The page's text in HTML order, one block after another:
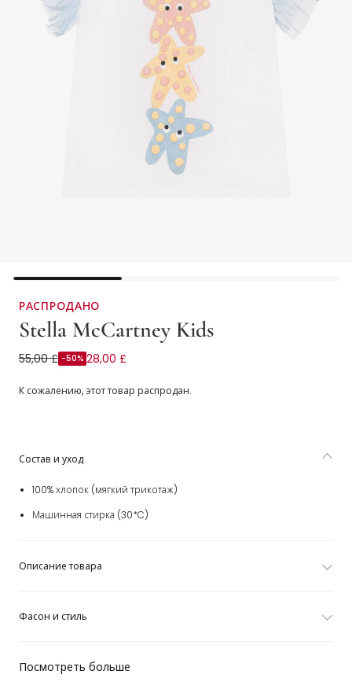
РАСПРОДАНО
Stella McCartney Kids
Футболка белая с морскими звездами и рукавами из
55,00 £ -50% 28,00 £
К сожалению, этот товар распродан.
Посмотреть больше
Состав и уход
100% хлопок (мягкий трикотаж)
Машинная стирка (30*C)
Описание товара
Фасон и стиль